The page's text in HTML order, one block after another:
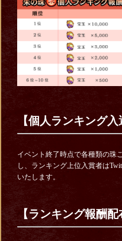
【個人ランキング入
イベント終了時点で各種類の珠
し、ランキング上位入賞者は
いたします。
【ランキング報酬配